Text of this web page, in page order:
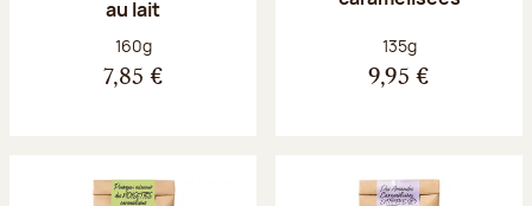
au lait
Poids net :
160g
7,85 €
Poids net :
135g
9,95 €